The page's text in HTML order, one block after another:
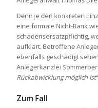
Denn je den konkreten
eine formale Nicht-Bank
schadensersatzpflichtig,
aufklärt. Betroffene
ebenfalls geschädigt
Anlegerkanzlei
Rückabwicklung möglich ist
Zum Fall